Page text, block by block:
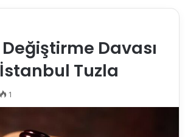
Davası
Tuzla
1